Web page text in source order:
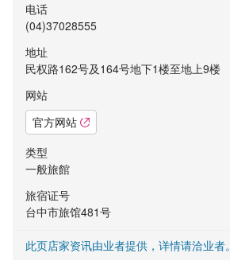
电话
(04)37028555
地址
民权路​​162号及​164号地下1楼至地上9楼
网站
官方网站
类型
一般旅館
旅宿证号
台中市旅馆481号
此页店家资讯由业者提供，详情请洽业者。